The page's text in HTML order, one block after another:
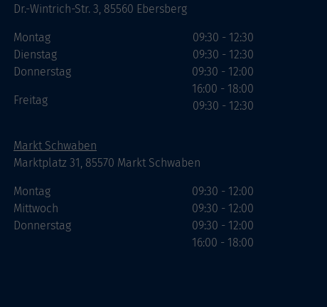
Dr.-Wintrich-Str. 3, 85560 Ebersberg
Montag
Dienstag
Donnerstag
Freitag
09:30 - 12:30
09:30 - 12:30
09:30 - 12:00
16:00 - 18:00
09:30 - 12:30
Markt Schwaben
Marktplatz 31, 85570 Markt Schwaben
Montag
Mittwoch
Donnerstag
09:30 - 12:00
09:30 - 12:00
09:30 - 12:00
16:00 - 18:00